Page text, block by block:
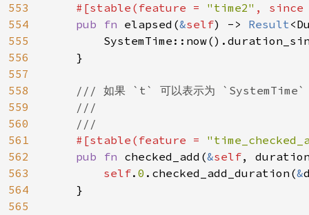
553
554
555
556
557
558
559
560
561
562
563
564
565
#[stable(feature = "time2" ,
pub fn elapsed(&self) -> Result
    }
/// 如果 `t` 可以表示为 `SystemTime`
    ///
    ///
#[stable(feature =
pub fn checked_add(&self,
self. 0 .checked_add_duration(&
    }